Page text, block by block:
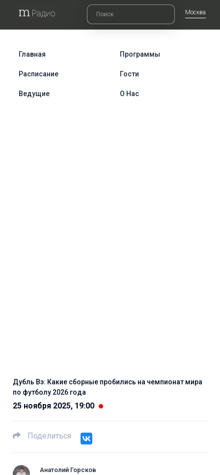
Москва
Главная Программы
Расписание Гости
Ведущие О Нас
Дубль Вэ: Какие сборные пробились на чемпионат мира
по футболу 2026 года
25 ноября 2025, 19:00
Поделиться
Анатолий Горсков